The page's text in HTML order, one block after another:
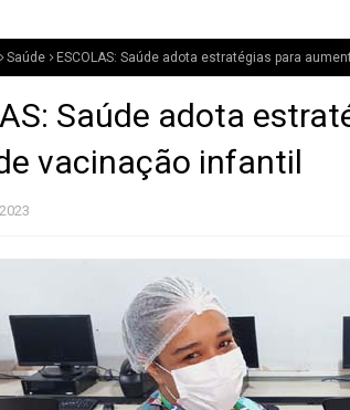
Saúde ESCOLAS: Saúde adota estratégias para
Saúde adota
vacinação infantil